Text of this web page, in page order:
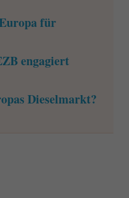
für
engagiert
Dieselmarkt?